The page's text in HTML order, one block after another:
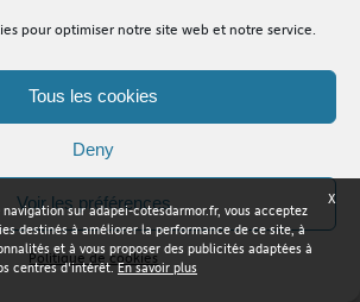
pour optimiser notre site web et notre service.
Tous les cookies
Deny
Voir les préférences
Politique de cookies
Côtes d'Armor © Tous droits réservés
légales Plan du site
X
sur adapei-cotesdarmor.fr, vous acceptez
destinés à améliorer la performance de ce site, à
et à vous proposer des publicités adaptées à
centres d'intérêt.En savoir plus